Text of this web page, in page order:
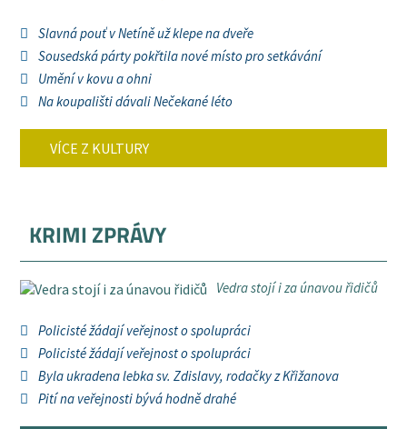
Slavná pouť v Netíně už klepe na dveře
Sousedská párty pokřtila nové místo pro setkávání
Umění v kovu a ohni
Na koupališti dávali Nečekané léto
VÍCE Z KULTURY
KRIMI ZPRÁVY
Vedra stojí i za únavou řidičů
Policisté žádají veřejnost o spolupráci
Policisté žádají veřejnost o spolupráci
Byla ukradena lebka sv. Zdislavy, rodačky z Křižanova
Pití na veřejnosti bývá hodně drahé